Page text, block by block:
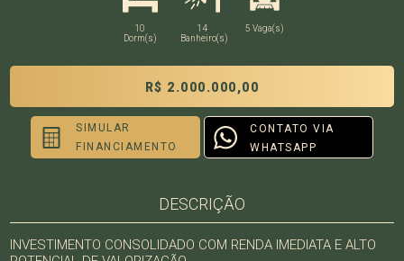
10
Dorm(s)
14
Banheiro(s)
5 Vaga(s)
R$ 2.000.000,00
SIMULAR
FINANCIAMENTO
CONTATO VIA
WHATSAPP
DESCRIÇÃO
INVESTIMENTO CONSOLIDADO COM RENDA IMEDIATA E ALTO